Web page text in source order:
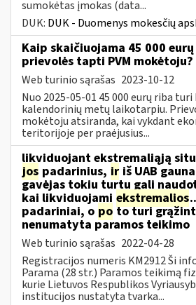
sumokėtas įmokas (data...
DUK: DUK - Duomenys mokesčių
Kaip skaičiuojama 45 000
prievolės tapti PVM mokėtoju?
Web turinio sąrašas 2023-10-12
Nuo 2025-05-01 45 000 eurų riba
kalendorinių metų laikotarpiu.
mokėtoju atsiranda, kai vykdant
teritorijoje per praėjusius...
likviduojant ekstremaliąją
jos padarinius, ir iš UAB
gavėjas tokiu turtu gali
kai likviduojami ekstremalios
padariniai, o po to turi
nenumatyta paramos teikimo
Web turinio sąrašas 2022-04-28
Registracijos numeris KM2912 Ši
Parama (28 str.) Paramos teikimą
kurie Lietuvos Respublikos
institucijos nustatyta tvarka...